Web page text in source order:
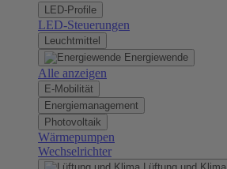
LED-Profile
LED-Steuerungen
Leuchtmittel
Energiewende
Alle anzeigen
E-Mobilität
Energiemanagement
Photovoltaik
Wärmepumpen
Wechselrichter